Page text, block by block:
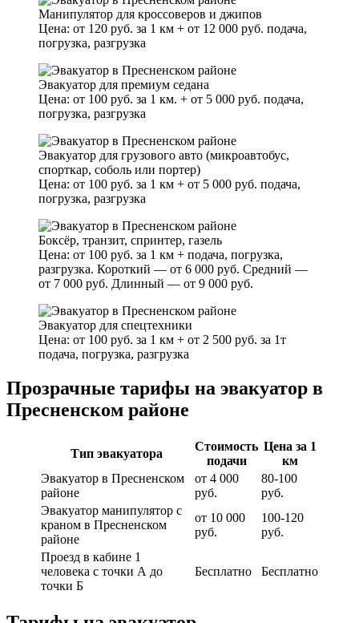
Манипулятор для кроссоверов и джипов
Цена: от 120 руб. за 1 км + от 12 000 руб. подача,
погрузка, разгрузка
Эвакуатор для премиум седана
Цена: от 100 руб. за 1 км. + от 5 000 руб. подача,
погрузка, разгрузка
Эвакуатор для грузового авто (микроавтобус,
спорткар, соболь или портер)
Цена: от 100 руб. за 1 км + от 5 000 руб. подача,
погрузка, разгрузка
Боксёр, транзит, спринтер, газель
Цена: от 100 руб. за 1 км + подача, погрузка,
разгрузка. Короткий — от 6 000 руб. Средний —
от 7 000 руб. Длинный — от 9 000 руб.
Эвакуатор для спецтехники
Цена: от 100 руб. за 1 км + от 2 500 руб. за 1т
подача, погрузка, разгрузка
Прозрачные тарифы на эвакуатор в
Пресненском районе
Тип эвакуатора
Стоимость
подачи
Цена за 1
км
Эвакуатор в Пресненском
районе
от 4 000
руб.
80-100
руб.
Эвакуатор манипулятор с
краном в Пресненском
районе
от 10 000
руб.
100-120
руб.
Проезд в кабине 1
человека с точки А до
точки Б
Бесплатно Бесплатно